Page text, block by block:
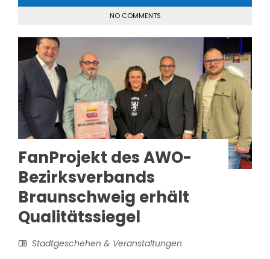
NO COMMENTS
FanProjekt des AWO-
Bezirksverbands
Braunschweig erhält
Qualitätssiegel
Stadtgeschehen & Veranstaltungen